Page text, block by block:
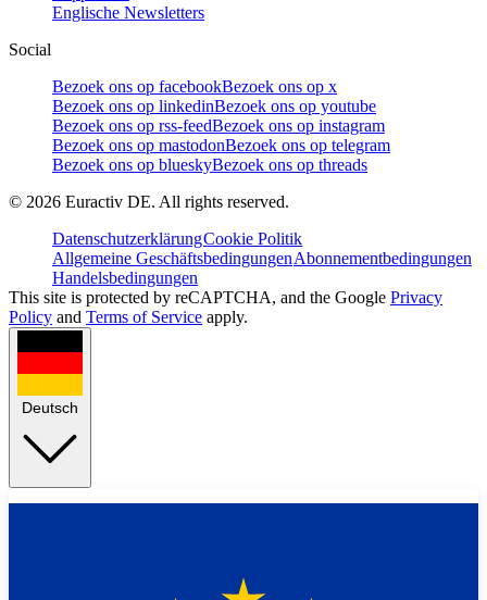
Englische Newsletters
Social
Bezoek ons op facebookBezoek ons op x
Bezoek ons op linkedinBezoek ons op youtube
Bezoek ons op rss-feedBezoek ons op instagram
Bezoek ons op mastodonBezoek ons op telegram
Bezoek ons op blueskyBezoek ons op threads
© 2026 Euractiv DE. All rights reserved.
DatenschutzerklärungCookie Politik
Allgemeine GeschäftsbedingungenAbonnementbedingungen
Handelsbedingungen
This site is protected by reCAPTCHA, and the Google Privacy
Policy and Terms of Service apply.
Deutsch